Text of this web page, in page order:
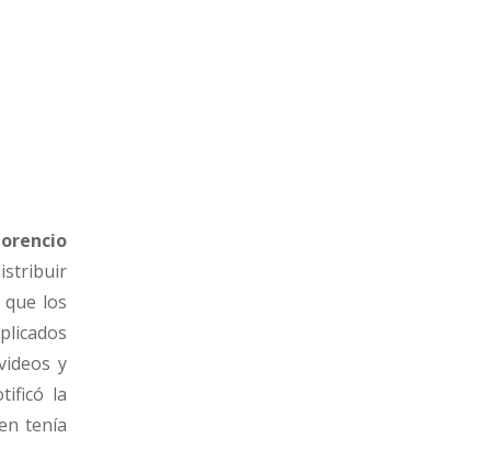
los
y
la
tenía